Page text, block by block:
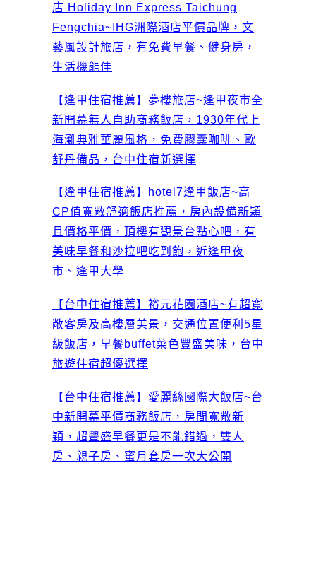
店 Holiday Inn Express Taichung
Fengchia~IHG洲際酒店平價品牌，文
藝風設計旅店，有免費早餐、健身房，
生活機能佳
【逢甲住宿推薦】夢樓旅店~逢甲夜市全
新開幕無人自助商務飯店，1930年代上
海灘典雅華麗風格，免費膠囊咖啡、歐
舒丹備品，台中住宿新選擇
【逢甲住宿推薦】hotel7逢甲飯店~高
CP值寬敞舒適飯店推薦，房內設備新穎
且價格平價，頂樓有觀景台點心吧，有
美味早餐和沙拉吧吃到飽，近逢甲夜
市、逢甲大學
【台中住宿推薦】裕元花園酒店~有超寬
敞客房及高樓層美景，交通位置便利5星
級飯店，早餐buffet菜色豐盛美味，台中
旅遊住宿超優選擇
【台中住宿推薦】愛麗絲國際大飯店~台
中新開幕平價商務飯店，房間寬敞新
穎，超豐盛早餐更是不能錯過，雙人
房、親子房、蜜月套房一次大公開